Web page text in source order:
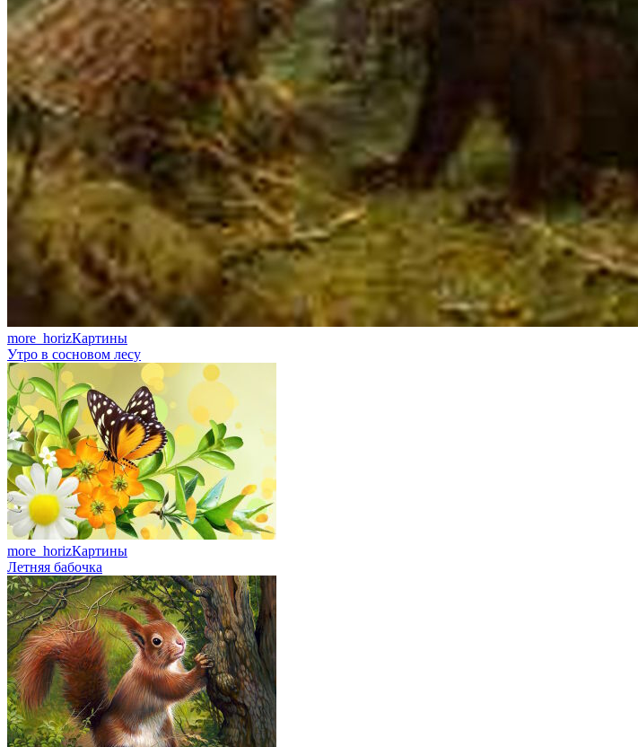
more_horizКартины
Утро в сосновом лесу
more_horizКартины
Летняя бабочка